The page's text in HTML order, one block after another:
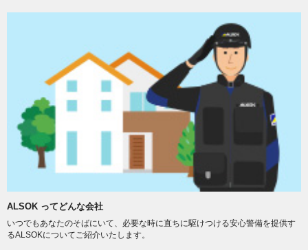
ALSOK ってどんな会社
いつでもあなたのそばにいて、必要な時に直ちに駆けつける安心警備を提供す
るALSOKについてご紹介いたします。